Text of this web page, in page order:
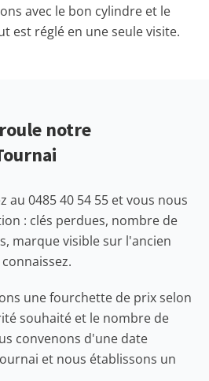
avec le bon cylindre et le
est réglé en une seule visite.
notre
au 0485 40 54 55 et vous nous
: clés perdues, nombre de
marque visible sur l'ancien
une fourchette de prix selon
souhaité et le nombre de
convenons d'une date
et nous établissons un